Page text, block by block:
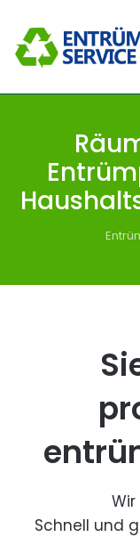
Schnell und